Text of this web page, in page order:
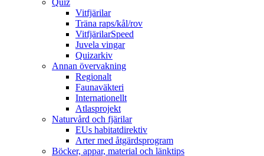
Vitfjärilar
Träna raps/kål/rov
VitfjärilarSpeed
Juvela vingar
Quizarkiv
Annan övervakning
Regionalt
Faunaväkteri
Internationellt
Atlasprojekt
Naturvård och fjärilar
EUs habitatdirektiv
Arter med åtgärdsprogram
Böcker, appar, material och länktips